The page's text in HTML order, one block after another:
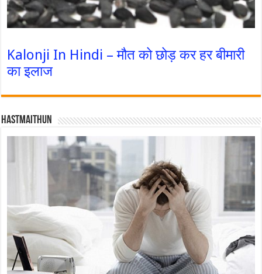
Kalonji In Hindi – मौत को छोड़ कर हर बीमारी
का इलाज
Hastmaithun